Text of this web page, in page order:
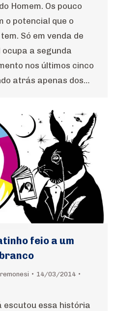
Homem. Os pouco
o potencial que o
Só em venda de
a segunda
nos últimos cinco
atrás apenas dos…
feio a um
14/03/2014
escutou essa história